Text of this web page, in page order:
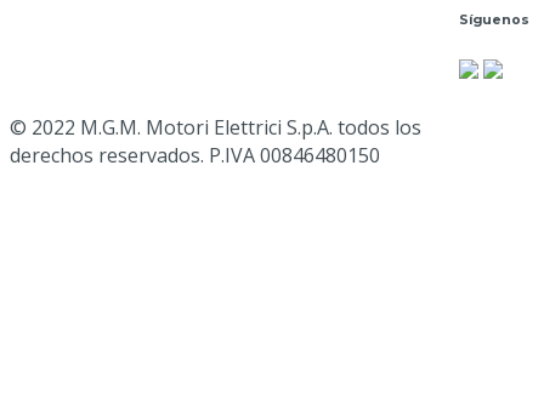
Síguenos
© 2022 M.G.M. Motori Elettrici S.p.A. todos los
derechos reservados. P.IVA 00846480150